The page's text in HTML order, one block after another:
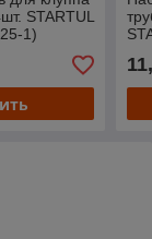
STARTUL
1)